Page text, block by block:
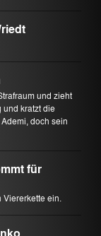
und zieht
und kratzt die
doch sein
für
ein.